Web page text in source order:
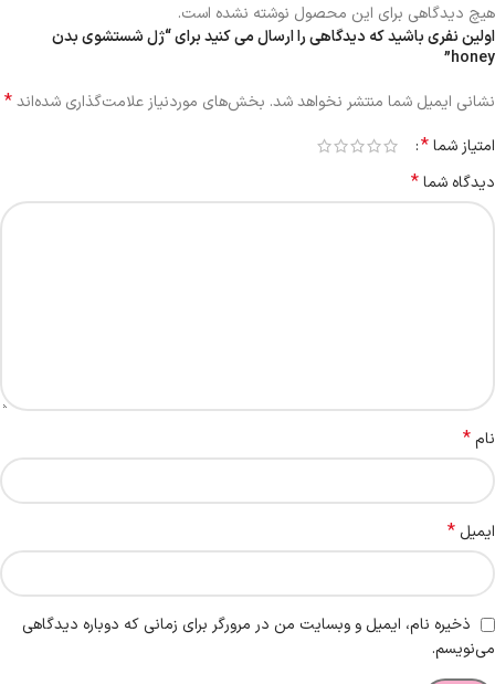
هیچ دیدگاهی برای این محصول نوشته نشده است.
اولین نفری باشید که دیدگاهی را ارسال می کنید برای “ژل شستشوی بدن
honey”
نشانی ایمیل شما منتشر نخواهد شد. بخش‌های موردنیاز علامت‌گذاری شده‌اند*
امتیاز شما*
دیدگاه شما*
نام*
ایمیل *
ذخیره نام، ایمیل و وبسایت من در مرورگر برای زمانی که دوباره دیدگاهی
می‌نویسم.